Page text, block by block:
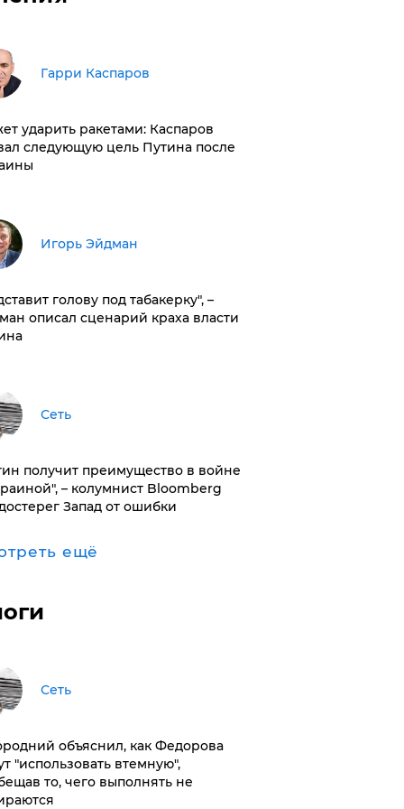
Гарри Каспаров
ударить ракетами: Каспаров
следующую цель Путина после
Игорь Эйдман
голову под табакерку", –
описал сценарий краха власти
Сеть
получит преимущество в войне
– колумнист Bloomberg
Запад от ошибки
ещё
Сеть
объяснил, как Федорова
"использовать втемную",
то, чего выполнять не